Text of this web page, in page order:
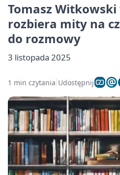
Tomasz
rozbiera mity na
do rozmowy
3 listopada 2025
1 min czytania Udostępnij